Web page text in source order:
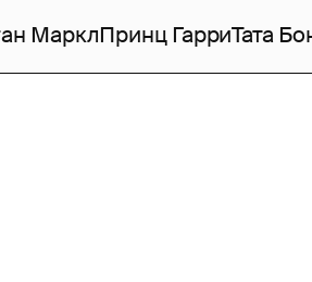
МарклПринц ГарриТата